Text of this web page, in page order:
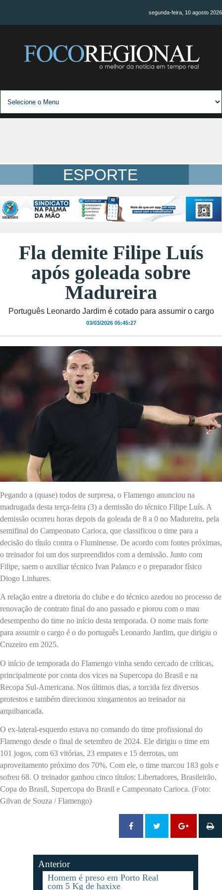
segunda-feira, 10 agosto 2026
ESPORTE
Fla demite Filipe Luís
após goleada sobre
Madureira
Português Leonardo Jardim é cotado para assumir o cargo
03/03/2026 05:45:27
Pegando a (quase) todos de surpresa, o Flamengo anunciou na
madrugada desta terça-feira (3) a demissão do técnico Filipe Luís. A
demissão ocorreu horas depois da goleada de 8 a 0 no Madureira, pela
semifinal do Campeonato Carioca, que classificou o time para a
decisão do título contra o Fluminense. De acordo com fontes próximas,
o treinador foi um dos surpreendidos com a demissão. Junto com
Filipe, saem o auxiliar técnico Ivan Palanco e o preparador físico
Diogo Linhares.
A relação entre a diretoria do clube e do técnico azedou no processo de
renovação de contrato final do ano passado e piorou com o mau
desempenho do time no início desta temporada. O nome mais forte
para assumir o cargo é o do português Leonardo Jardim, que dirigiu o
Cruzeiro em 2025.
O início de temporada do Flamengo vinha sendo cercado de críticas,
principalmente por conta dos vices na Supercopa do Brasil e na
Recopa Sul-Americana. Nos últimos dias, a torcida fez diversos
protestos e também direcionou xingamentos ao treinador na
arquibancada.
O ex-lateral-esquerdo estava no comando do time profissional do
Flamengo desde o final de setembro de 2024. Ele dirigiu o time em
101 jogos, com 63 vitórias, 23 empates e 15 derrotas, um
aproveitamento próximo dos 70%. Com ele, o time marcou 183 gols e
sofreu 68. O treinador ganhou cinco títulos: Libertadores, Brasileirão,
Copa do Brasil, Supercopa do Brasil e Campeonato Carioca. (Foto:
Gilvan de Souza / Flamengo)
Anterior
Homem é preso em Porto Real
com 5 Kg de haxixe